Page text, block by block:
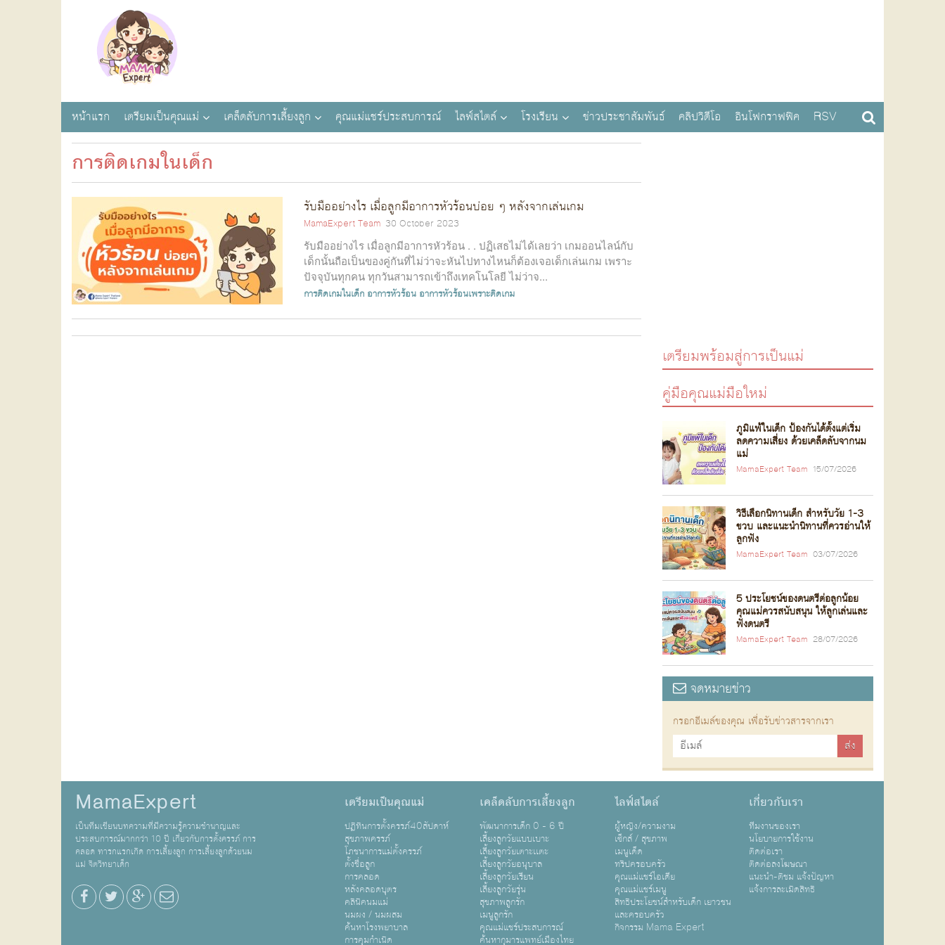
หน้าแรก เตรียมเป็นคุณแม่ เคล็ดลับการเลี้ยงลูก คุณแม่แชร์ประสบการณ์ ไลฟ์สไตล์ โรงเรียน ข่าวประชาสัมพันธ์ คลิปวิดีโอ อินโฟกราฟฟิค RSV
การติดเกมในเด็ก
รับมืออย่างไร เมื่อลูกมีอาการหัวร้อนบ่อย ๆ หลังจากเล่นเกม
MamaExpert Team 30 October 2023
รับมืออย่างไร เมื่อลูกมีอาการหัวร้อน . . ปฏิเสธไม่ได้เลยว่า เกมออนไลน์กับ
เด็กนั้นถือเป็นของคู่กันที่ไม่ว่าจะหันไปทางไหนก็ต้องเจอเด็กเล่นเกม เพราะ
ปัจจุบันทุกคน ทุกวันสามารถเข้าถึงเทคโนโลยี ไม่ว่าจ...
การติดเกมในเด็ก อาการหัวร้อน อาการหัวร้อนเพราะติดเกม
เตรียมพร้อมสู่การเป็นแม่
คู่มือคุณแม่มือใหม่
ภูมิแพ้ในเด็ก ป้องกันได้ตั้งแต่เริ่ม
ลดความเสี่ยง ด้วยเคล็ดลับจากนม
แม่
MamaExpert Team 15/07/2026
วิธีเลือกนิทานเด็ก สำหรับวัย 1-3
ขวบ และแนะนำนิทานที่ควรอ่านให้
ลูกฟัง
MamaExpert Team 03/07/2026
5 ประโยชน์ของดนตรีต่อลูกน้อย
คุณแม่ควรสนับสนุน ให้ลูกเล่นและ
ฟังดนตรี
MamaExpert Team 28/07/2026
จดหมายข่าว
กรอกอีเมล์ของคุณ เพื่อรับข่าวสารจากเรา
MamaExpert
เป็นทีมเขียนบทความที่มีความรู้ความชำนาญและ
ประสบการณ์มากกว่า 10 ปี เกี่ยวกับการตั้งครรภ์ การ
คลอด ทารกแรกเกิด การเลี้ยงลูก การเลี้ยงลูกด้วยนม
แม่ จิตวิทยาเด็ก
เตรียมเป็นคุณแม่
ปฏิทินการตั้งครรภ์40สัปดาห์
สุขภาพครรภ์
โภชนาการแม่ตั้งครรภ์
ตั้งชื่อลูก
การคลอด
หลังคลอดบุตร
คลินิคนมแม่
นมผง / นมผสม
ค้นหาโรงพยาบาล
การคุมกำเนิด
เคล็ดลับการเลี้ยงลูก
พัฒนาการเด็ก 0 - 6 ปี
เลี้ยงลูกวัยแบบเบาะ
เลี้ยงลูกวัยเตาะเเตะ
เลี้ยงลูกวัยอนุบาล
เลี้ยงลูกวัยเรียน
เลี้ยงลูกวัยรุ่น
สุขภาพลูกรัก
เมนูลูกรัก
คุณแม่แชร์ประสบการณ์
ค้นหากุมารแพทย์เมืองไทย
ไลฟ์สไตล์
ผู้หญิง/ความงาม
เซ็กส์ / สุขภาพ
เมนูเด็ด
ทริปครอบครัว
คุณแม่แชร์ไอเดีย
คุณแม่แชร์เมนู
สิทธิประโยชน์สำหรับเด็ก เยาวชน
และครอบครัว
กิจกรรม Mama Expert
เกี่ยวกับเรา
ทีมงานของเรา
นโยบายการใช้งาน
ติดต่อเรา
ติดต่อลงโฆษณา
แนะนำ-ติชม แจ้งปัญหา
แจ้งการละเมิดสิทธิ